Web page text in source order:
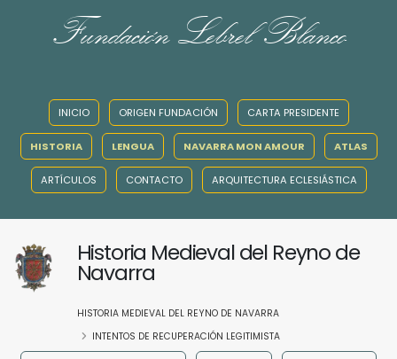
Fundación Lebrel Blanco
INICIO ORIGEN FUNDACIÓN CARTA PRESIDENTE
HISTORIA LENGUA NAVARRA MON AMOUR ATLAS
ARTÍCULOS CONTACTO ARQUITECTURA ECLESIÁSTICA
Historia Medieval del Reyno de
Navarra
HISTORIA MEDIEVAL DEL REYNO DE NAVARRA
INTENTOS DE RECUPERACIÓN LEGITIMISTA